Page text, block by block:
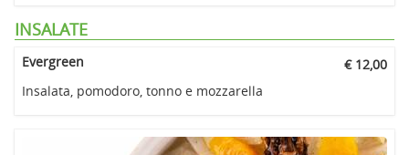
INSALATE
Evergreen
€ 12,00
Insalata, pomodoro, tonno e mozzarella